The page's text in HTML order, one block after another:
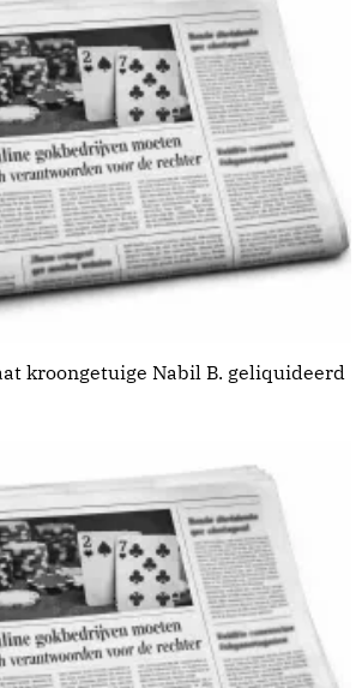
kroongetuige Nabil B. geliquideerd